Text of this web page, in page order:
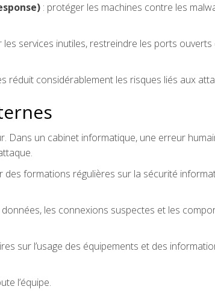
: protéger les machines contre les
les services inutiles, restreindre les ports
considérablement les risques liés aux
Dans un cabinet informatique, une erreur
des formations régulières sur la sécurité
les connexions suspectes et les
sur l’usage des équipements et des
l’équipe.